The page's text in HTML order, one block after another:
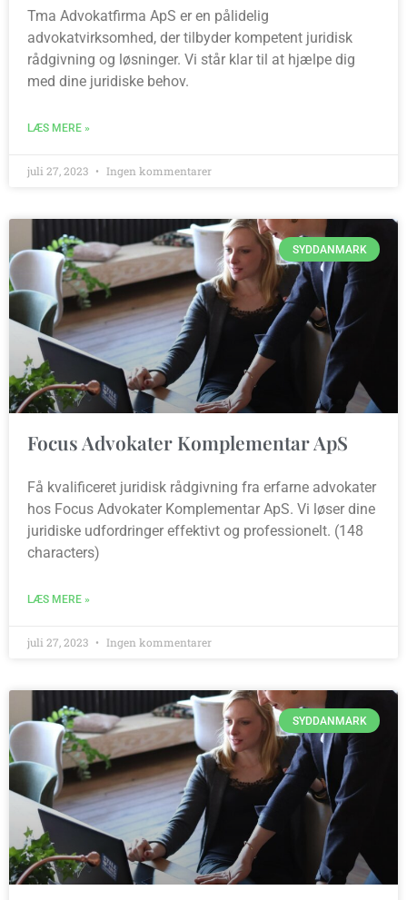
Tma Advokatfirma ApS er en pålidelig
advokatvirksomhed, der tilbyder kompetent juridisk
rådgivning og løsninger. Vi står klar til at hjælpe dig
med dine juridiske behov.
LÆS MERE »
juli 27, 2023 Ingen kommentarer
SYDDANMARK
Focus Advokater Komplementar ApS
Få kvalificeret juridisk rådgivning fra erfarne advokater
hos Focus Advokater Komplementar ApS. Vi løser dine
juridiske udfordringer effektivt og professionelt. (148
characters)
LÆS MERE »
juli 27, 2023 Ingen kommentarer
SYDDANMARK